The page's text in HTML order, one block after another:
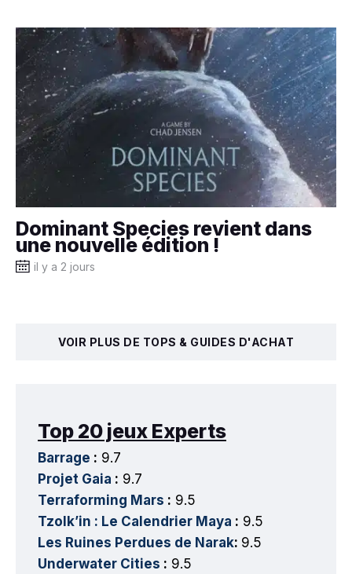
Dominant Species revient dans
une nouvelle édition !
il y a 2 jours
VOIR PLUS DE TOPS & GUIDES D'ACHAT
Top 20 jeux Experts
Barrage : 9.7
Projet Gaia : 9.7
Terraforming Mars : 9.5
Tzolk’in : Le Calendrier Maya : 9.5
Les Ruines Perdues de Narak: 9.5
Underwater Cities : 9.5